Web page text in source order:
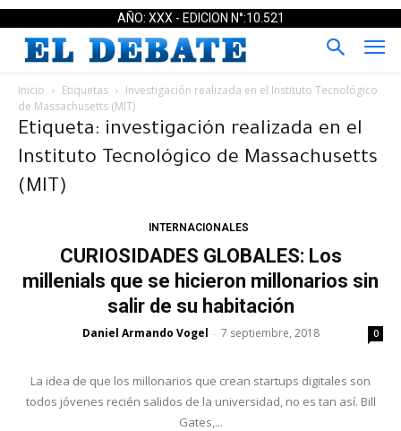
AÑO: XXX - EDICION N°:10.521
Inicio Etiquetas
Investigación realizada en el Instituto Tecnológico
de Massachusetts (MIT)
Etiqueta: investigación realizada en el
Instituto Tecnológico de Massachusetts
(MIT)
INTERNACIONALES
CURIOSIDADES GLOBALES: Los
millenials que se hicieron millonarios sin
salir de su habitación
Daniel Armando Vogel - 7 septiembre, 2018 0
La idea de que los millonarios que crean startups digitales son
todos jóvenes recién salidos de la universidad, no es tan así. Bill
Gates,...